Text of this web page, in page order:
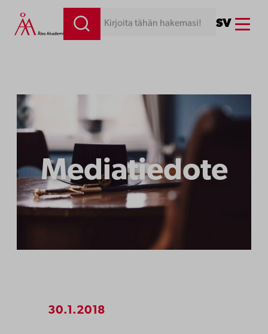
Siirry
sisältöön
Kirjoita tähän hakemasi! SV Menu
Mediatiedote
30.1.2018